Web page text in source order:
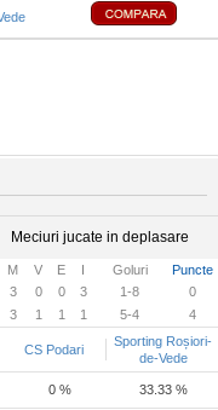
Meciuri jucate in deplasare
M V E I Goluri Puncte
3 0 0 3 1-8 0
3 1 1 1 5-4 4
CS Podari
Sporting Roșiori-
de-Vede
0 % 33.33 %